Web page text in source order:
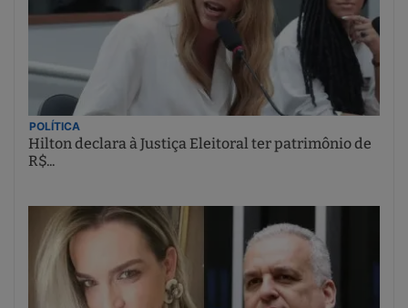
POLÍTICA
Hilton declara à Justiça Eleitoral ter patrimônio de
R$...